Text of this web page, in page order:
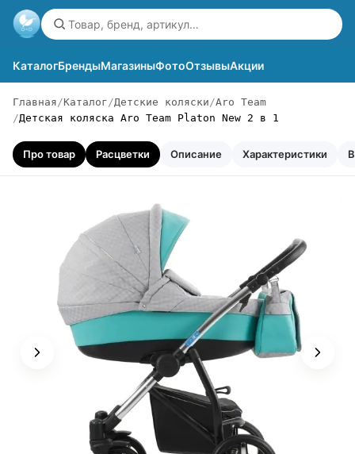
КаталогБрендыМагазиныФотоОтзывыАкции
Главная Каталог Детские коляски Aro Team
Детская коляска Aro Team Platon New 2 в 1
Про товар Расцветки Описание Характеристики